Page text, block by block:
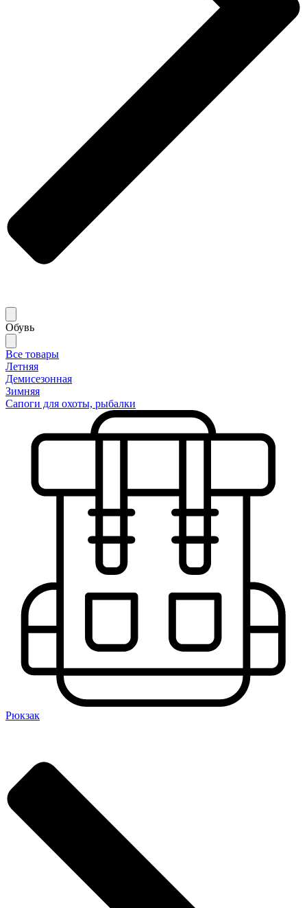
Обувь
Все товары
Летняя
Демисезонная
Зимняя
Сапоги для охоты, рыбалки
Рюкзак